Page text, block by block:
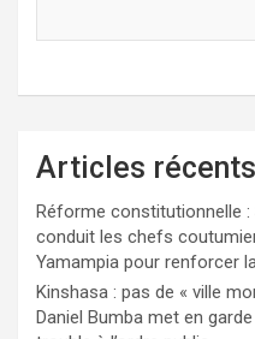
Articles récents
Réforme constitutionnelle
conduit les chefs
Yamampia pour renforcer
Kinshasa : pas de « ville
Daniel Bumba met en